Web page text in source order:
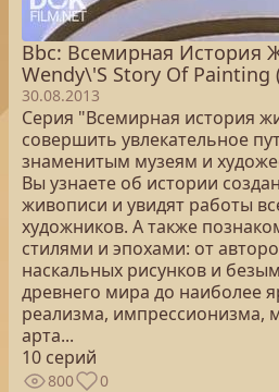
Bbc: Всемирная История
Wendy\'S Story Of Painting
30.08.2013
Серия "Всемирная история
совершить увлекательное
знаменитым музеям и
Вы узнаете об истории
живописи и увидят работы
художников. А также
стилями и эпохами: от
наскальных рисунков и
древнего мира до наиболее
реализма, импрессионизма,
арта...
10 серий
800 0